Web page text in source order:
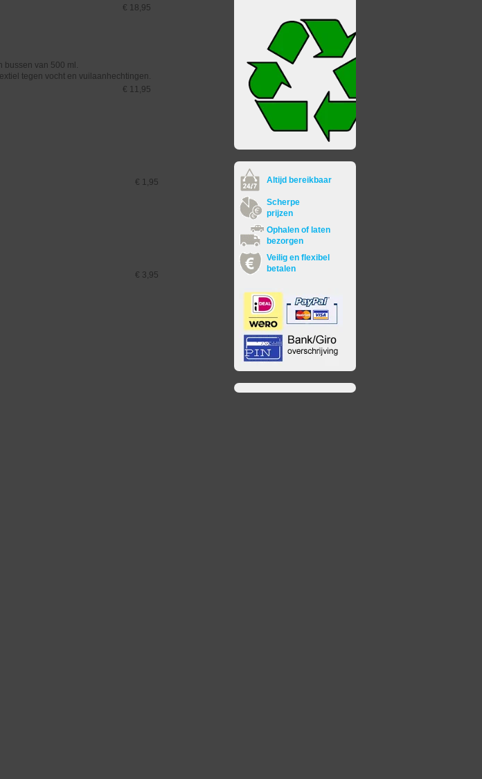
€ 18,95
bussen van 500 ml.
tegen vocht en vuilaanhechtingen.
€ 11,95
€ 1,95
€ 3,95
Altijd bereikbaar
Scherpe
prijzen
Ophalen of laten
bezorgen
Veilig en flexibel
betalen